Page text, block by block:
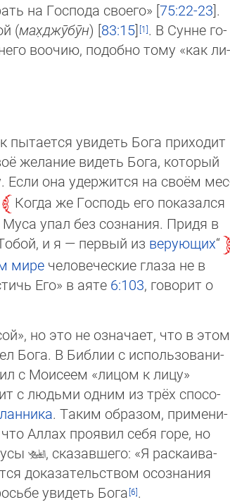
на Господа своего» [75:22-23].
(мах̣джӯбӯн) [83:15]
. В Сунне го­
воочию, подобно тому «как ли­
пытается увидеть Бога при­хо­дит
желание видеть Бога, кото­рый
Если она удержится на своём
Когда же Господь его по­ка­зал­ся
упал без созна­ния. При­дя в
и я — первый из ве­рую­щих“
мире человеческие гла­за не в
Его» в аяте 6:103, го­во­рит о
но это не означает, что в этом
Бога. В Библии с исполь­зо­ва­ни­
с Моисеем «лицом к лицу»
с людьми одним из трёх спо­со­
. Таким образом, при­ме­ни­
Аллах проявил себя горе, но
, сказавшего: «Я рас­каи­ва­
доказательством осознания
увидеть Бога
.